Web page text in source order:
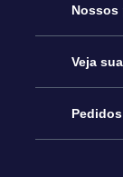
Serviço
Entre
Blog
Nossos
Pacote
Veja
Star